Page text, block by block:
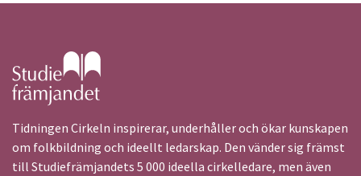
Gå till studiefrämjandets startsida
Tidningen Cirkeln inspirerar, underhåller och ökar kunskapen
om folkbildning och ideellt ledarskap. Den vänder sig främst
till Studiefrämjandets 5 000 ideella cirkelledare, men även